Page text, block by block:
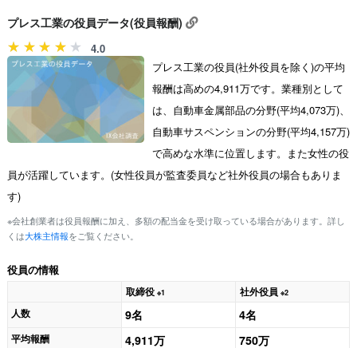
プレス工業の役員データ(役員報酬)
4.0
プレス工業の役員(社外役員を除く)の平均
報酬は高めの4,911万です。業種別として
は、自動車金属部品の分野(平均4,073万)、
自動車サスペンションの分野(平均4,157万)
で高めな水準に位置します。また女性の役
員が活躍しています。(女性役員が監査委員など社外役員の場合もありま
す)
※会社創業者は役員報酬に加え、多額の配当金を受け取っている場合があります。詳し
くは大株主情報をご覧ください。
役員の情報
取締役 ※1 社外役員 ※2
人数 9名 4名
平均報酬 4,911万 750万